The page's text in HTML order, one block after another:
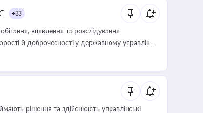
+33
виявлення та розслідування
й доброчесності у державному управлінні
рішення та здійснюють управлінські